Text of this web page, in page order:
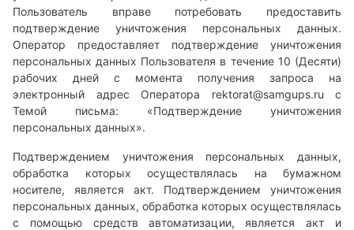
Пользователь вправе потребовать предоставить
подтверждение уничтожения персональных данных.
Оператор предоставляет подтверждение уничтожения
персональных данных Пользователя в течение 10 (Десяти)
рабочих дней с момента получения запроса на
электронный адрес Оператора rektorat@samgups.ru с
Темой письма: «Подтверждение уничтожения
персональных данных».
Подтверждением уничтожения персональных данных,
обработка которых осуществлялась на бумажном
носителе, является акт. Подтверждением уничтожения
персональных данных, обработка которых осуществлялась
с помощью средств автоматизации, является акт и